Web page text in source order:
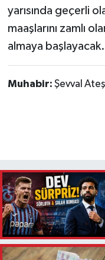
yarısında geçerli
maaşlarını zamlı
almaya başlayacak.
Muhabir: Şevval